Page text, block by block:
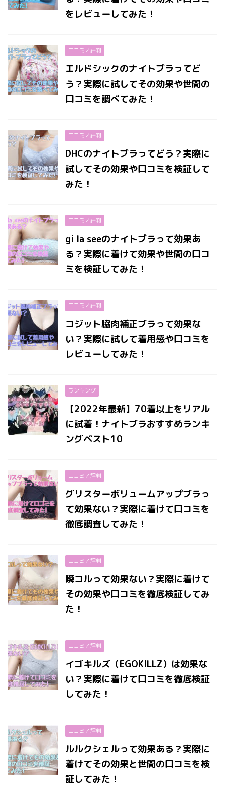
をレビューしてみた！
口コミ／評判
エルドシックのナイトブラってど
う？実際に試してその効果や世間の
口コミを調べてみた！
口コミ／評判
DHCのナイトブラってどう？実際に
試してその効果や口コミを検証して
みた！
口コミ／評判
gi la seeのナイトブラって効果あ
る？実際に着けて効果や世間の口コ
ミを検証してみた！
口コミ／評判
コジット脇肉補正ブラって効果な
い？実際に試して着用感や口コミを
レビューしてみた！
ランキング
【2022年最新】70着以上をリアル
に試着！ナイトブラおすすめランキ
ングベスト10
口コミ／評判
グリスターボリュームアップブラっ
て効果ない？実際に着けて口コミを
徹底調査してみた！
口コミ／評判
瞬コルって効果ない？実際に着けて
その効果や口コミを徹底検証してみ
た！
口コミ／評判
イゴキルズ（EGOKILLZ）は効果な
い？実際に着けて口コミを徹底検証
してみた！
口コミ／評判
ルルクシェルって効果ある？実際に
着けてその効果と世間の口コミを検
証してみた！